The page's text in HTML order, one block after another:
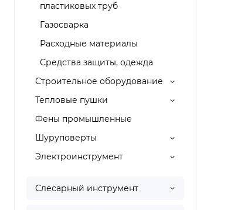
пластиковых труб
Газосварка
Расходные материалы
Средства защиты, одежда
Строительное оборудование
Тепловые пушки
Фены промышленные
Шуруповерты
Электроинструмент
Слесарный инструмент